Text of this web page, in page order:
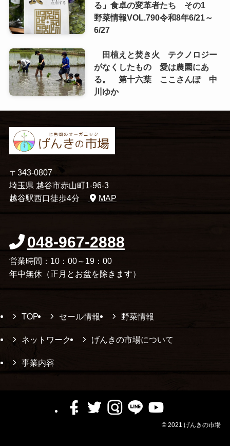
る」食卓の変革者たち その1
野菜情報VOL.790令和8年6/21～
6/27
田植えと焚き火 テクノロジー
がなくしたもの 愛は農園にあ
る。 第十六葉 ここさんぽ 中
川ゆか
〒343-0807
埼玉県 越谷市赤山町1-96-3
越谷駅西口徒歩4分
MAP
048-967-2888
営業時間：10：00～19：00
年中無休（正月とお盆を除きます）
TOP セール情報 野菜情報
ネットワーク げんきの市場について
事業内容
© 2021 げんきの市場